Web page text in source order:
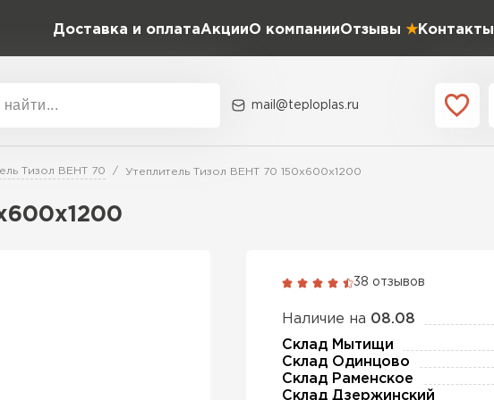
Доставка и оплатаАкцииО компанииОтзывы Контакты
mail@teploplas.ru
Тизол ВЕНТ 70 Утеплитель Тизол ВЕНТ 70 150х600х1200
38 отзывов
Наличие на 08.08
Склад Мытищи
Склад Одинцово
Склад Раменское
Склад Дзержинский
ПЕРЕЙТИ
Утеплитель Дирок
ПЕРЕЙТИ